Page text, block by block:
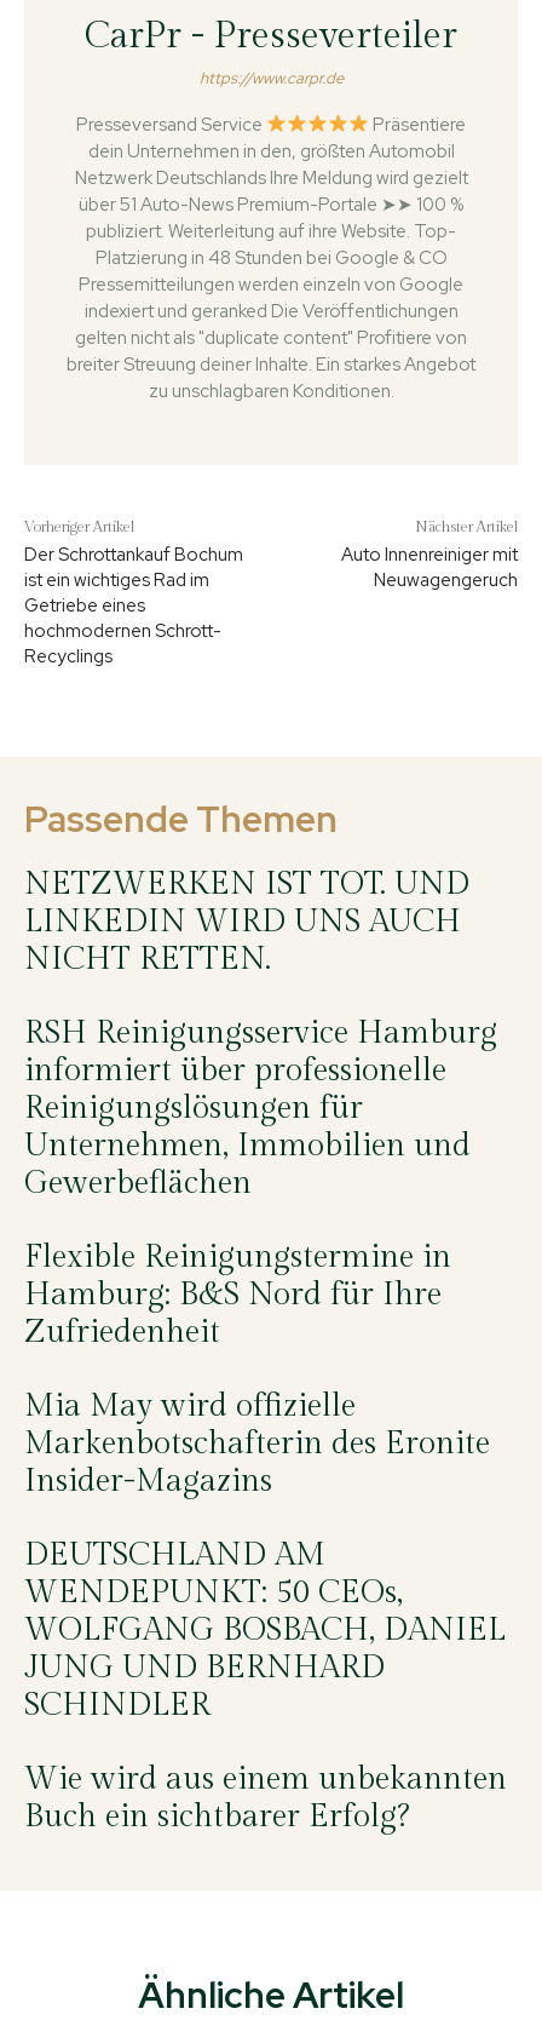
CarPr - Presseverteiler
https://www.carpr.de
Presseversand Service
Präsentiere
dein Unternehmen in den, größten Automobil
Netzwerk Deutschlands Ihre Meldung wird gezielt
über 51 Auto-News Premium-Portale ➤➤ 100 %
publiziert. Weiterleitung auf ihre Website. Top-
Platzierung in 48 Stunden bei Google & CO
Pressemitteilungen werden einzeln von Google
indexiert und geranked Die Veröffentlichungen
gelten nicht als "duplicate content" Profitiere von
breiter Streuung deiner Inhalte. Ein starkes Angebot
zu unschlagbaren Konditionen.
Vorheriger Artikel
Der Schrottankauf Bochum
ist ein wichtiges Rad im
Getriebe eines
hochmodernen Schrott-
Recyclings
Nächster Artikel
Auto Innenreiniger mit
Neuwagengeruch
Passende Themen
NETZWERKEN IST TOT. UND
LINKEDIN WIRD UNS AUCH
NICHT RETTEN.
RSH Reinigungsservice Hamburg
informiert über professionelle
Reinigungslösungen für
Unternehmen, Immobilien und
Gewerbeflächen
Flexible Reinigungstermine in
Hamburg: B&S Nord für Ihre
Zufriedenheit
Mia May wird offizielle
Markenbotschafterin des Eronite
Insider-Magazins
DEUTSCHLAND AM
WENDEPUNKT: 50 CEOs,
WOLFGANG BOSBACH, DANIEL
JUNG UND BERNHARD
SCHINDLER
Wie wird aus einem unbekannten
Buch ein sichtbarer Erfolg?
Ähnliche Artikel